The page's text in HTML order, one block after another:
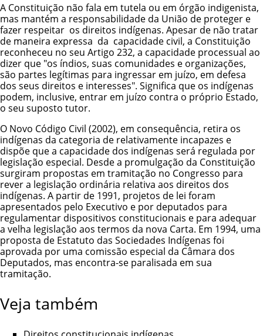
A Constituição não fala em tutela ou em órgão indigenista,
mas mantém a responsabilidade da União de proteger e
fazer respeitar os direitos indígenas. Apesar de não tratar
de maneira expressa da capacidade civil, a Constituição
reconheceu no seu Artigo 232, a capacidade processual ao
dizer que "os índios, suas comunidades e organizações,
são partes legítimas para ingressar em juízo, em defesa
dos seus direitos e interesses". Significa que os indígenas
podem, inclusive, entrar em juízo contra o próprio Estado,
o seu suposto tutor.
O Novo Código Civil (2002), em consequência, retira os
indígenas da categoria de relativamente incapazes e
dispõe que a capacidade dos indígenas será regulada por
legislação especial. Desde a promulgação da Constituição
surgiram propostas em tramitação no Congresso para
rever a legislação ordinária relativa aos direitos dos
indígenas. A partir de 1991, projetos de lei foram
apresentados pelo Executivo e por deputados para
regulamentar dispositivos constitucionais e para adequar
a velha legislação aos termos da nova Carta. Em 1994, uma
proposta de Estatuto das Sociedades Indígenas foi
aprovada por uma comissão especial da Câmara dos
Deputados, mas encontra-se paralisada em sua
tramitação.
Veja também